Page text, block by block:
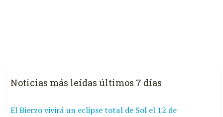
Noticias más leídas últimos 7 días
El Bierzo vivirá un eclipse total de Sol el 12 de